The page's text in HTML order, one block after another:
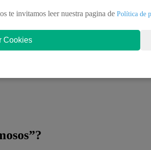
para definir quiénes
te invitamos leer nuestra pagina de Política de
Cookies